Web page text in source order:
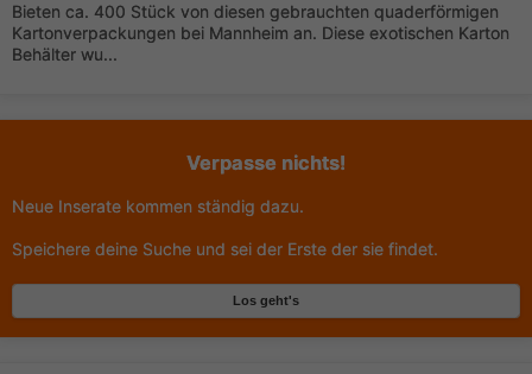
Bieten ca. 400 Stück von diesen gebrauchten quaderförmigen
Kartonverpackungen bei Mannheim an. Diese exotischen Karton
Behälter wu...
Verpasse nichts!
Neue Inserate kommen ständig dazu.
Speichere deine Suche und sei der Erste der sie findet.
Los geht's